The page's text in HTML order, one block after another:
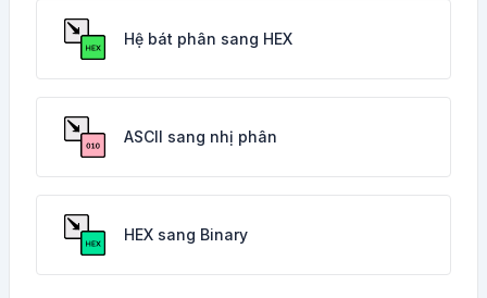
Hệ bát phân sang HEX
ASCII sang nhị phân
HEX sang Binary